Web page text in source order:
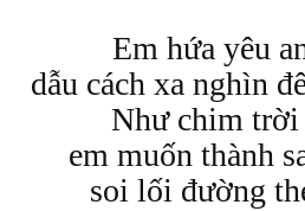
Em hứa yêu
dẫu cách xa nghìn
Như chim
em muốn thành
soi lối đường